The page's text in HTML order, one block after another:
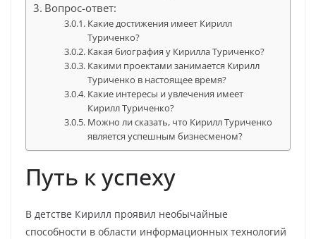
Вопрос-ответ:
Какие достижения имеет Кирилл
Туриченко?
Какая биография у Кирилла Туриченко?
Какими проектами занимается Кирилл
Туриченко в настоящее время?
Какие интересы и увлечения имеет
Кирилл Туриченко?
Можно ли сказать, что Кирилл Туриченко
является успешным бизнесменом?
Путь к успеху
В детстве Кирилл проявил необычайные
способности в области информационных технологий